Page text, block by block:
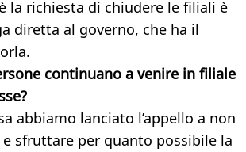
la richiesta di chiudere le filiali è
diretta al governo, che ha il
continuano a venire in filiale
abbiamo lanciato l’appello a non
sfruttare per quanto possibile la